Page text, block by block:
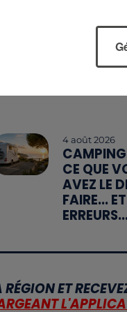
OFFRENT
MEILLEUR
4 août 2026
CE QUE
AVEZ LE
FAIRE...
ERREURS...
ET